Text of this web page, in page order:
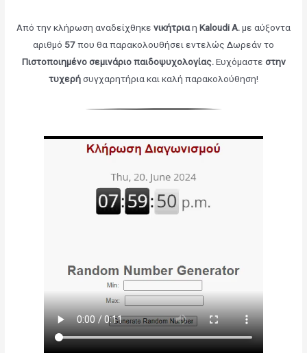
Από την κλήρωση αναδείχθηκε νικήτριαη KaloudiA.με αύξοντα
αριθμό 57που θα παρακολουθήσει εντελώς Δωρεάν το
Πιστοποιημένο σεμινάριο παιδοψυχολογίας.Ευχόμαστε στην
τυχερήσυγχαρητήρια και καλή παρακολούθηση!